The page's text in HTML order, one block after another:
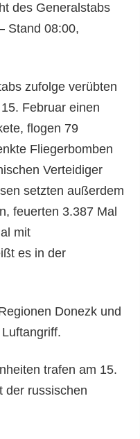
des Generalstabs
Stand 08:00,
zufolge verübten
Februar einen
flogen 79
Fliegerbomben
Verteidiger
setzten außerdem
feuerten 3.387 Mal
mit
es in der
Donezk und
trafen am 15.
der russischen